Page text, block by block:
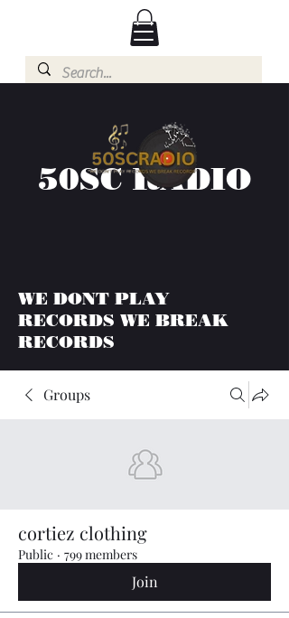
50SC RADIO
WE DONT PLAY
RECORDS WE BREAK
RECORDS
Groups
cortiez clothing
Public · 799 members
Join